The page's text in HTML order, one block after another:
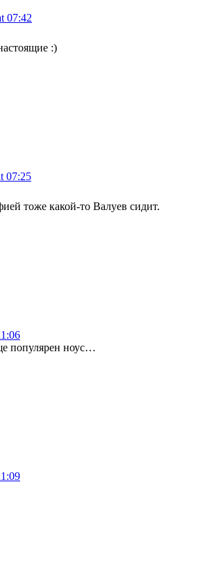
07:42
:)
07:25
тоже какой-то Валуев сидит.
популярен ноус…